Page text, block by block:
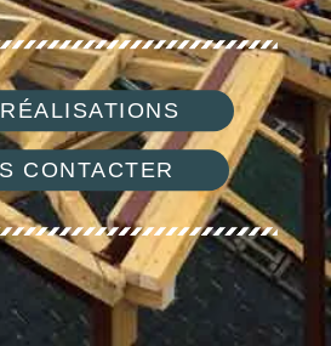
CONTACTER